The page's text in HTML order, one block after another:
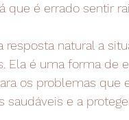
que é errado sentir
resposta natural a
Ela é uma forma de
os problemas que
saudáveis e a